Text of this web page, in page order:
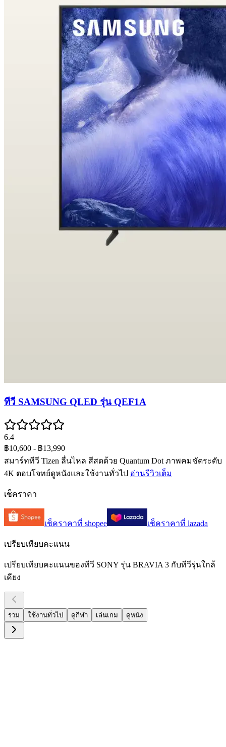
ทีวี SAMSUNG QLED รุ่น QEF1A
6.4
฿10,600 - ฿13,990
สมาร์ททีวี Tizen ลื่นไหล สีสดด้วย Quantum Dot ภาพคมชัดระดับ
4K ตอบโจทย์ดูหนังและใช้งานทั่วไป อ่านรีวิวเต็ม
เช็คราคา
เช็คราคาที่ shopee เช็คราคาที่ lazada
เปรียบเทียบคะแนน
เปรียบเทียบคะแนนของทีวี SONY รุ่น BRAVIA 3 กับทีวีรุ่นใกล้
เคียง
รวม ใช้งานทั่วไป ดูกีฬา เล่นเกม ดูหนัง